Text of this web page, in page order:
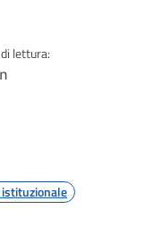
lettura:
istituzionale